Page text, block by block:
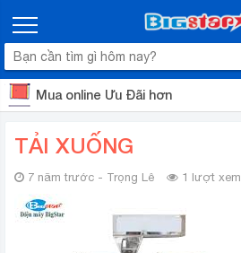
Mua online Ưu Đãi hơn
TẢI XUỐNG
7 năm trước - Trọng Lê 1 lượt xem